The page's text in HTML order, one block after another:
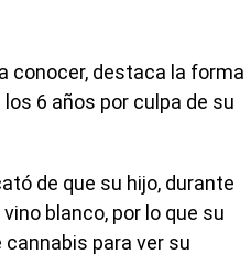
conocer, destaca la forma
6 años por culpa de su
de que su hijo, durante
blanco, por lo que su
para ver su